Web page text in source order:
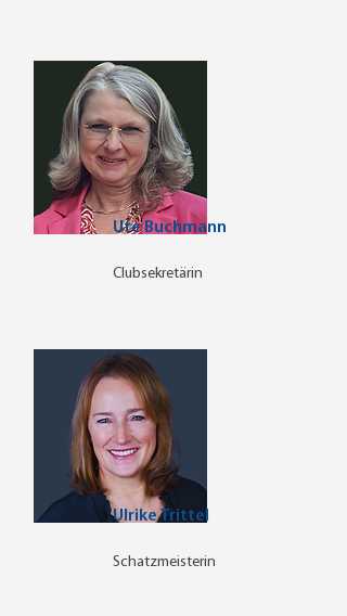
Ute Buchmann
Clubsekretärin
Ulrike Trittel
Schatzmeisterin